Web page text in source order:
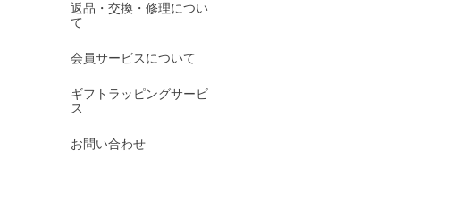
返品・交換・修理につい
て
会員サービスについて
ギフトラッピングサービ
ス
お問い合わせ